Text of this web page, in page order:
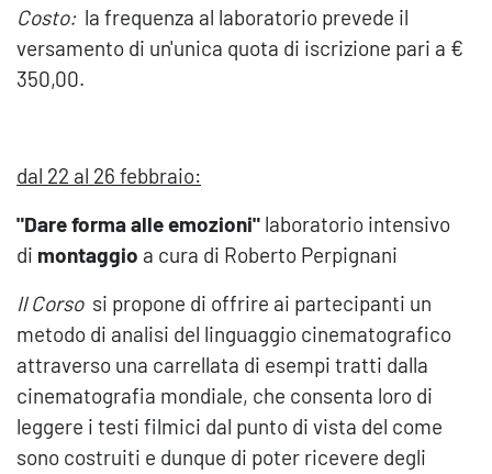
Costo: la frequenza al laboratorio prevede il
versamento di un'unica quota di iscrizione pari a €
350,00.
dal 22 al 26 febbraio:
"Dare forma alle emozioni" laboratorio intensivo
di montaggio a cura di Roberto Perpignani
Il Corso si propone di offrire ai partecipanti un
metodo di analisi del linguaggio cinematografico
attraverso una carrellata di esempi tratti dalla
cinematografia mondiale, che consenta loro di
leggere i testi filmici dal punto di vista del come
sono costruiti e dunque di poter ricevere degli